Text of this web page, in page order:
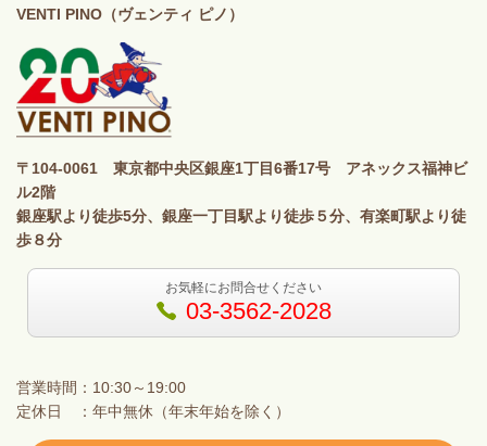
VENTI PINO（ヴェンティ ピノ）
〒104-0061 東京都中央区銀座1丁目6番17号 アネックス福神ビ
ル2階
銀座駅より徒歩5分、銀座一丁目駅より徒歩５分、有楽町駅より徒
歩８分
お気軽にお問合せください
03-3562-2028
営業時間：10:30～19:00
定休日 ：年中無休（年末年始を除く）